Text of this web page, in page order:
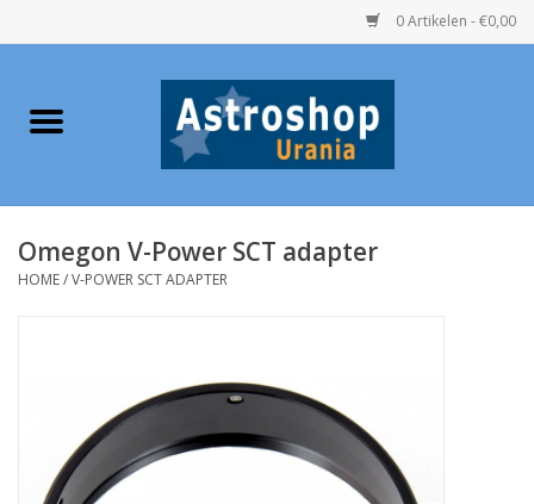
0 Artikelen - €0,00
Home
Telescopen
Urania / Eclipsbrillen
Omegon V-Power SCT adapter
HOME/V-POWER SCT ADAPTER